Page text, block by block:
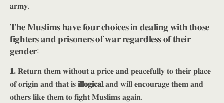
𝐚𝐫𝐦𝐲.
𝐓𝐡𝐞 𝐌𝐮𝐬𝐥𝐢𝐦𝐬 𝐡𝐚𝐯𝐞 𝐟𝐨𝐮𝐫 𝐜𝐡𝐨𝐢𝐜𝐞𝐬 𝐢𝐧 𝐝𝐞𝐚𝐥𝐢𝐧𝐠 𝐰𝐢𝐭𝐡 𝐭𝐡𝐨𝐬𝐞
𝐟𝐢𝐠𝐡𝐭𝐞𝐫𝐬 𝐚𝐧𝐝 𝐩𝐫𝐢𝐬𝐨𝐧𝐞𝐫𝐬 𝐨𝐟 𝐰𝐚𝐫 𝐫𝐞𝐠𝐚𝐫𝐝𝐥𝐞𝐬𝐬 𝐨𝐟 𝐭𝐡𝐞𝐢𝐫
𝐠𝐞𝐧𝐝𝐞𝐫:
𝟏.𝐑𝐞𝐭𝐮𝐫𝐧 𝐭𝐡𝐞𝐦 𝐰𝐢𝐭𝐡𝐨𝐮𝐭 𝐚 𝐩𝐫𝐢𝐜𝐞 𝐚𝐧𝐝 𝐩𝐞𝐚𝐜𝐞𝐟𝐮𝐥𝐥𝐲 𝐭𝐨 𝐭𝐡𝐞𝐢𝐫 𝐩𝐥𝐚𝐜𝐞
𝐨𝐟 𝐨𝐫𝐢𝐠𝐢𝐧 𝐚𝐧𝐝 𝐭𝐡𝐚𝐭 𝐢𝐬𝐢𝐥𝐥𝐨𝐠𝐢𝐜𝐚𝐥𝐚𝐧𝐝 𝐰𝐢𝐥𝐥 𝐞𝐧𝐜𝐨𝐮𝐫𝐚𝐠𝐞 𝐭𝐡𝐞𝐦 𝐚𝐧𝐝
𝐨𝐭𝐡𝐞𝐫𝐬 𝐥𝐢𝐤𝐞 𝐭𝐡𝐞𝐦 𝐭𝐨 𝐟𝐢𝐠𝐡𝐭 𝐌𝐮𝐬𝐥𝐢𝐦𝐬 𝐚𝐠𝐚𝐢𝐧.